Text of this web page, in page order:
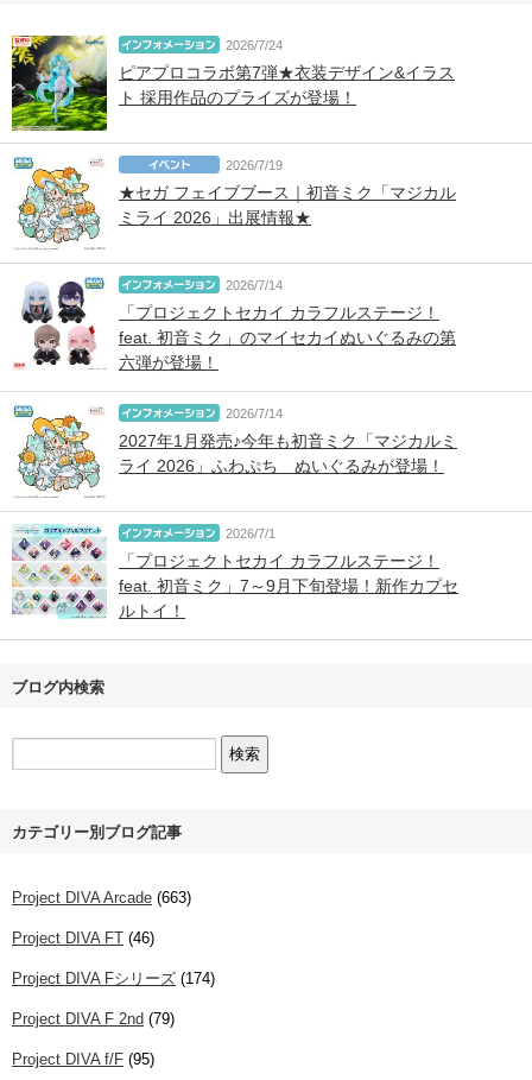
2026/7/24
ピアプロコラボ第7弾★衣装デザイン&イラス
ト 採用作品のプライズが登場！
2026/7/19
★セガ フェイブブース｜初音ミク「マジカル
ミライ 2026」出展情報★
2026/7/14
「プロジェクトセカイ カラフルステージ！
feat. 初音ミク」のマイセカイぬいぐるみの第
六弾が登場！
2026/7/14
2027年1月発売♪今年も初音ミク「マジカルミ
ライ 2026」ふわぷち ぬいぐるみが登場！
2026/7/1
「プロジェクトセカイ カラフルステージ！
feat. 初音ミク」7～9月下旬登場！新作カプセ
ルトイ！
ブログ内検索
カテゴリー別ブログ記事
Project DIVA Arcade (663)
Project DIVA FT (46)
Project DIVA Fシリーズ (174)
Project DIVA F 2nd (79)
Project DIVA f/F (95)